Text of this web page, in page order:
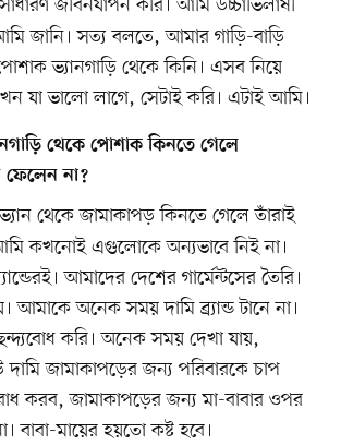
জীবনযাপন করি। আমি উচ্চাভিলাষী
জানি। সত্য বলতে, আমার গাড়ি-বাড়ি
ভ্যানগাড়ি থেকে কিনি। এসব নিয়ে
যা ভালো লাগে, সেটাই করি। এটাই আমি।
থেকে পোশাক কিনতে গেলে
ফেলেন না?
থেকে জামাকাপড় কিনতে গেলে তাঁরাই
কখনোই এগুলোকে অন্যভাবে নিই না।
আমাদের দেশের গার্মেন্টসের তৈরি।
আমাকে অনেক সময় দামি ব্র্যান্ড টানে না।
করি। অনেক সময় দেখা যায়,
জামাকাপড়ের জন্য পরিবারকে চাপ
করব, জামাকাপড়ের জন্য মা-বাবার ওপর
বাবা-মায়ের হয়তো কষ্ট হবে।